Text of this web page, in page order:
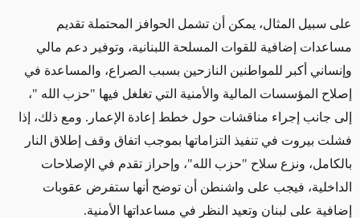
على سبيل المثال، يمكن أن تشمل الحوافز المحتملة تقديم
مساعدات إضافية للقوات المسلحة اللبنانية، وتوفير دعم مالي
وإنساني أكبر للمواطنين النازحين بسبب الصراع، والمساعدة في
إصلاح المؤسسات المالية والأمنية التي تغلغل فيها "حزب الله "،
إلى جانب إجراء مناقشات حول خطط إعادة الإعمار. ومع ذلك، إذا
فشلت بيروت في تنفيذ التزاماتها بموجب اتفاق وقف إطلاق النار
بالكامل، ونزع سلاح "حزب الله"، وإحراز تقدم في الإصلاحات
الداخلية، فيجب على واشنطن أن توضح أنها ستفرض عقوبات
إضافية على لبنان وتعيد النظر في مساعداتها الأمنية.